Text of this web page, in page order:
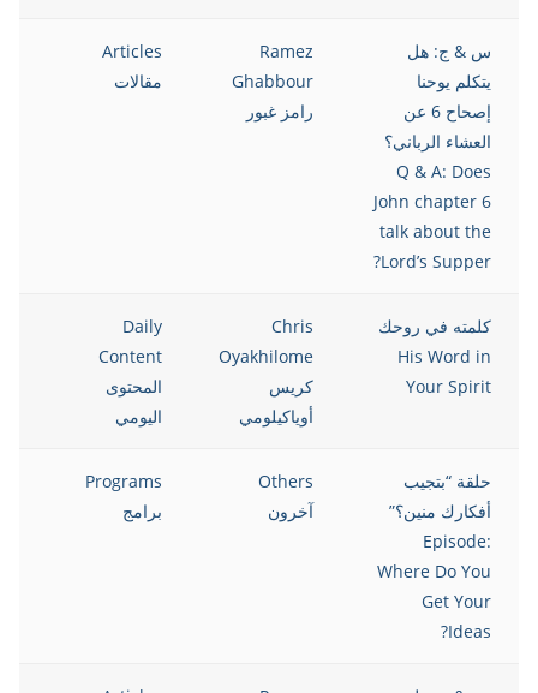
س & ج: هل
يتكلم يوحنا
إصحاح 6 عن
العشاء الرباني؟
Q & A: Does
John chapter 6
talk about the
Lord’s Supper?
Ramez
Ghabbour
رامز غبور
Articles
مقالات
كلمته في روحك
His Word in
Your Spirit
Chris
Oyakhilome
كريس
أوياكيلومي
Daily
Content
المحتوى
اليومي
حلقة “بتجيب
أفكارك منين؟”
Episode:
Where Do You
Get Your
Ideas?
Others
آخرون
Programs
برامج